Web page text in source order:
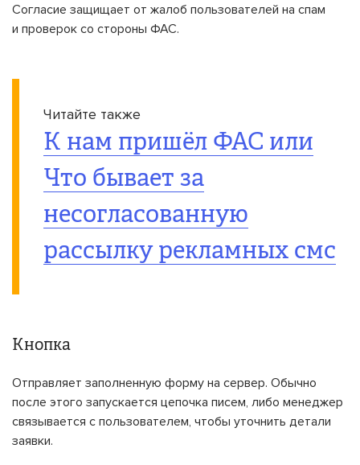
Согласие защищает от жалоб пользователей на спам
и проверок со стороны ФАС.
Читайте также
К нам пришёл ФАС или
Что бывает за
несогласованную
рассылку рекламных смс
Кнопка
Отправляет заполненную форму на сервер. Обычно
после этого запускается цепочка писем, либо менеджер
связывается с пользователем, чтобы уточнить детали
заявки.